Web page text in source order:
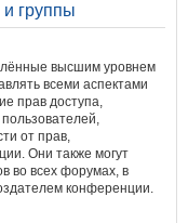
и группы
высшим уровнем
всеми аспектами
прав доступа,
от прав,
Они также могут
во всех форумах, в
конференции.